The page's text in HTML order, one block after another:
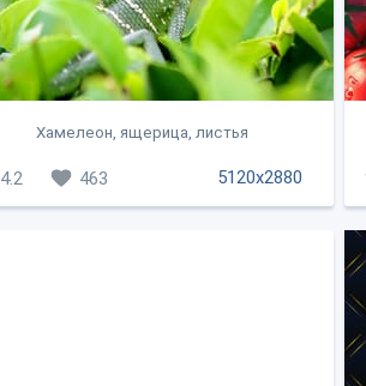
Хамелеон, ящерица, листья
5120x2880
4.2 463